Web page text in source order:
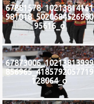
67881578_10213814161
981018_5020684526980
95616_o
67873006_10213813999
856965_4185792057719
128064_o